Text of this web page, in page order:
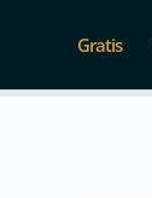
Gratis